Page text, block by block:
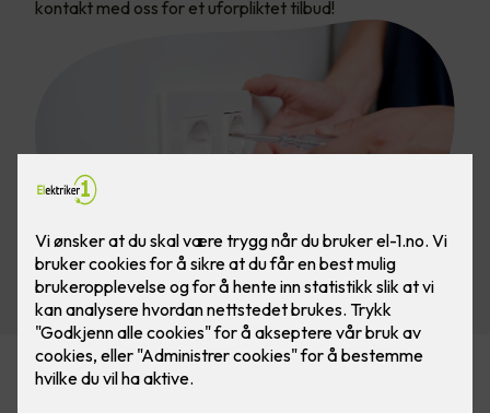
kontakt med oss for et uforpliktet tilbud!